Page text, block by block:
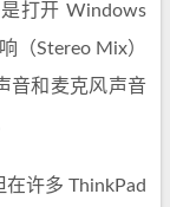
打开 Windows
（Stereo Mix）
音和麦克风声音
许多 ThinkPad